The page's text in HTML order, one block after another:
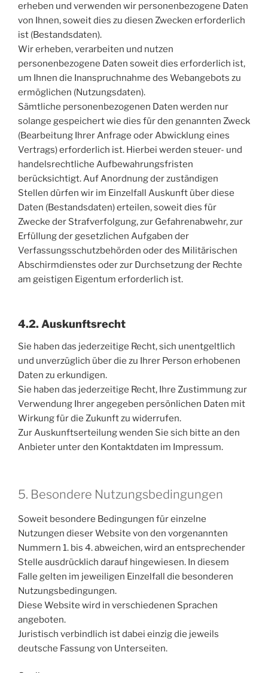
erheben und verwenden wir personenbezogene Daten
von Ihnen, soweit dies zu diesen Zwecken erforderlich
ist (Bestandsdaten).
Wir erheben, verarbeiten und nutzen
personenbezogene Daten soweit dies erforderlich ist,
um Ihnen die Inanspruchnahme des Webangebots zu
ermöglichen (Nutzungsdaten).
Sämtliche personenbezogenen Daten werden nur
solange gespeichert wie dies für den genannten Zweck
(Bearbeitung Ihrer Anfrage oder Abwicklung eines
Vertrags) erforderlich ist. Hierbei werden steuer- und
handelsrechtliche Aufbewahrungsfristen
berücksichtigt. Auf Anordnung der zuständigen
Stellen dürfen wir im Einzelfall Auskunft über diese
Daten (Bestandsdaten) erteilen, soweit dies für
Zwecke der Strafverfolgung, zur Gefahrenabwehr, zur
Erfüllung der gesetzlichen Aufgaben der
Verfassungsschutzbehörden oder des Militärischen
Abschirmdienstes oder zur Durchsetzung der Rechte
am geistigen Eigentum erforderlich ist.
4.2. Auskunftsrecht
Sie haben das jederzeitige Recht, sich unentgeltlich
und unverzüglich über die zu Ihrer Person erhobenen
Daten zu erkundigen.
Sie haben das jederzeitige Recht, Ihre Zustimmung zur
Verwendung Ihrer angegeben persönlichen Daten mit
Wirkung für die Zukunft zu widerrufen.
Zur Auskunftserteilung wenden Sie sich bitte an den
Anbieter unter den Kontaktdaten im Impressum.
5. Besondere Nutzungsbedingungen
Soweit besondere Bedingungen für einzelne
Nutzungen dieser Website von den vorgenannten
Nummern 1. bis 4. abweichen, wird an entsprechender
Stelle ausdrücklich darauf hingewiesen. In diesem
Falle gelten im jeweiligen Einzelfall die besonderen
Nutzungsbedingungen.
Diese Website wird in verschiedenen Sprachen
angeboten.
Juristisch verbindlich ist dabei einzig die jeweils
deutsche Fassung von Unterseiten.